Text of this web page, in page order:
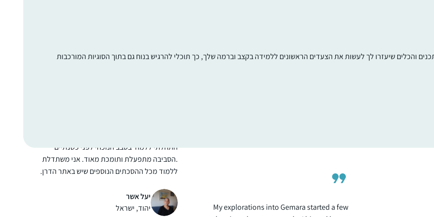
והכלים שיעזרו לך לעשות את הצעדים הראשונים ללמידה בקצב וברמה שלך, כך תוכלי להרגיש בנוח גם בתוך הסוגיות המורכבות
התחלתי כשהייתי בחופש, עם הפרסומים על
My explorations into Gemara started a few
התחלתי ללמוד בסבב הנוכחי לפני כשנתיים
.הסביבה מתפעלת ותומכת מאוד. אני משתדלת
ללמוד מכל ההסכתים הנוספים שיש באתר הדרן.
נשים שמחכות בקוצר רוח למפגשים האלו.
יעל אשר
יהוד, ישראל
רעננה, ישראל